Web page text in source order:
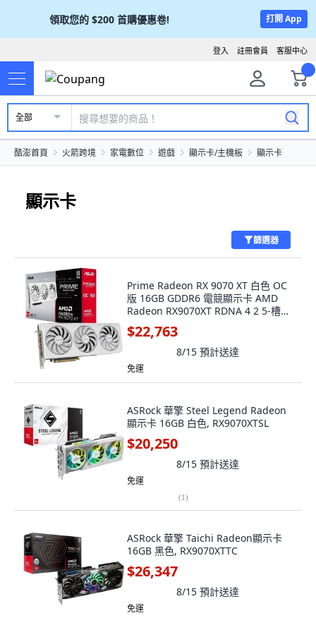
領取您的 $200 首購優惠卷! 打開 App
客服中心
註冊會員
登入
全部
酷澎首頁 火箭跨境 家電數位 遊戲 顯示卡/主機板 顯示卡
顯示卡
篩選器
Prime Radeon RX 9070 XT 白色 OC
版 16GB GDDR6 電競顯示卡 AMD
Radeon RX9070XT RDNA 4 2 5-槽
PCIe 5.0 HDMI, RX9070XT-O16G
$22,763
8/15 預計送達
免運
ASRock 華擎 Steel Legend Radeon
顯示卡 16GB 白色, RX9070XTSL
$20,250
8/15 預計送達
免運
(1)
ASRock 華擎 Taichi Radeon顯示卡
16GB 黑色, RX9070XTTC
$26,347
8/15 預計送達
免運